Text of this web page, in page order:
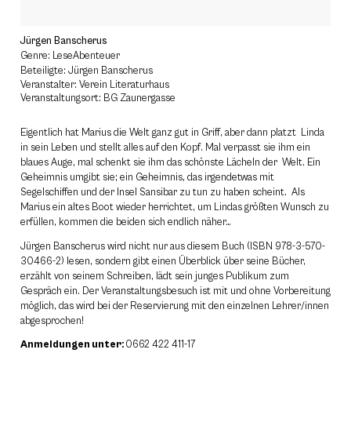
Jürgen Banscherus
Genre: LeseAbenteuer
Beteiligte: Jürgen Banscherus
Veranstalter: Verein Literaturhaus
Veranstaltungsort: BG Zaunergasse
Eigentlich hat Marius die Welt ganz gut in Griff, aber dann platzt Linda
in sein Leben und stellt alles auf den Kopf. Mal verpasst sie ihm ein
blaues Auge, mal schenkt sie ihm das schönste Lächeln der Welt. Ein
Geheimnis umgibt sie; ein Geheimnis, das irgendetwas mit
Segelschiffen und der Insel Sansibar zu tun zu haben scheint. Als
Marius ein altes Boot wieder herrichtet, um Lindas größten Wunsch zu
erfüllen, kommen die beiden sich endlich näher…
Jürgen Banscherus wird nicht nur aus diesem Buch (ISBN 978-3-570-
30466-2) lesen, sondern gibt einen Überblick über seine Bücher,
erzählt von seinem Schreiben, lädt sein junges Publikum zum
Gespräch ein. Der Veranstaltungsbesuch ist mit und ohne Vorbereitung
möglich, das wird bei der Reservierung mit den einzelnen Lehrer/innen
abgesprochen!
Anmeldungen unter: 0662 422 411-17